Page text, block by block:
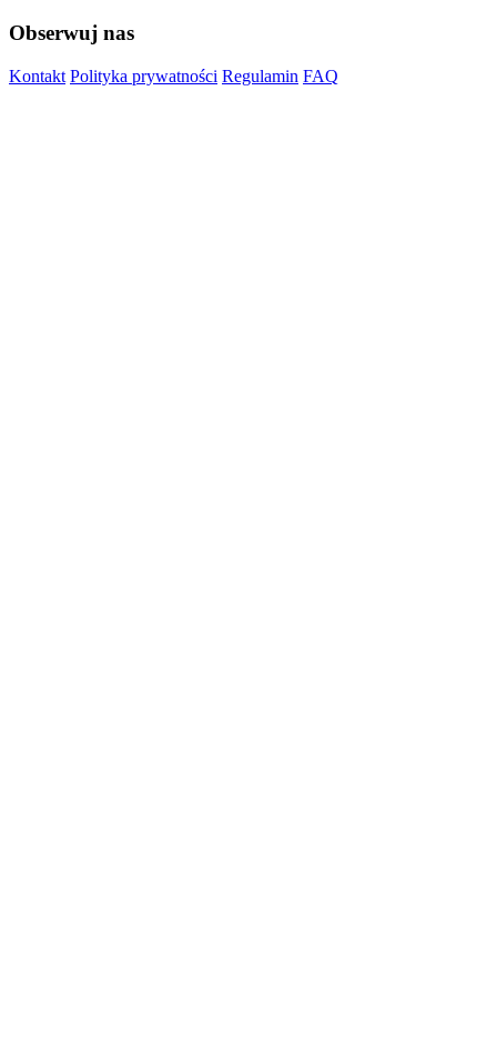
Obserwuj nas
Kontakt Polityka prywatności Regulamin FAQ